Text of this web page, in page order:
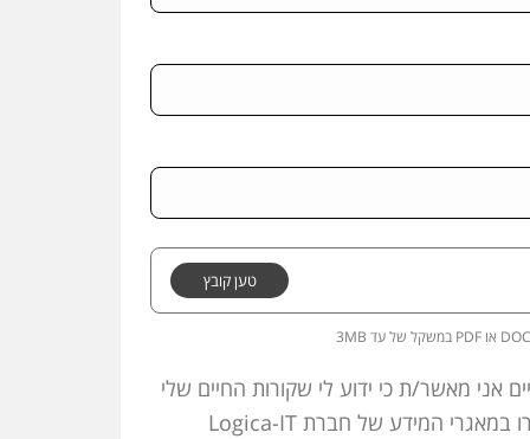
טען קובץ
3MB במשקל של עד PDF או DOC
אני מאשר/ת כי ידוע לי שקורות החיים שלי
ופרטיי האישיים, יישמרו במאגרי המידע של חברת Logica-IT